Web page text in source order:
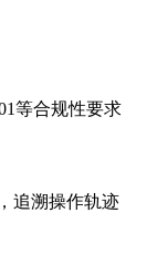
等合规性要求
追溯操作轨迹